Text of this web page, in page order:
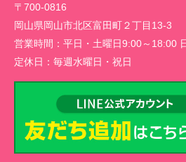
〒700-0816
岡山県岡山市北区富田町２丁目13-3
営業時間： 平日・土曜日9:00～18:00
定休日： 毎週水曜日・祝日